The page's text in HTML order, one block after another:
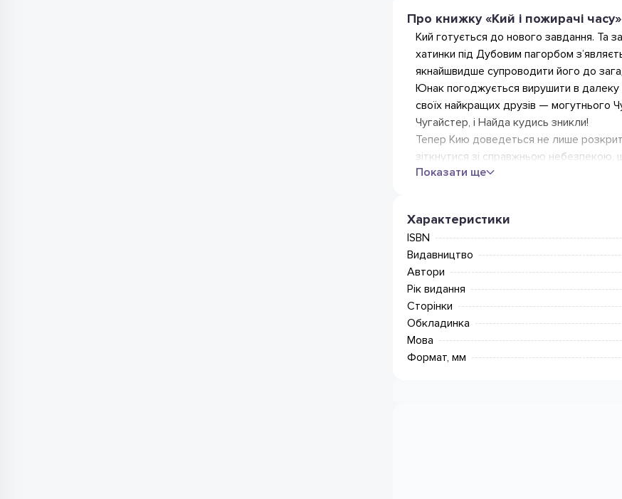
Про книжку «Кий і пожирачі часу»
Кий готується до нового завдання. Та
хатинки під Дубовим пагорбом
якнайшвидше супроводити його до
Юнак погоджується вирушити в
своїх найкращих друзів — могутнього
Чугайстер, і Найда кудись зникли!
Тепер Кию доведеться не лише
зіткнутися зі справжньою небезпекою,
Показати ще
Характеристики
ISBN
Видавництво
Автори
Рік видання
Сторінки
Обкладинка
Мова
Формат, мм